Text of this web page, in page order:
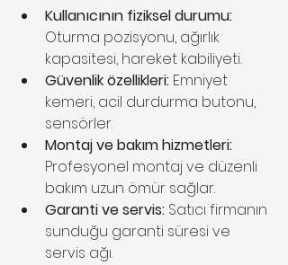
Kullanıcının fiziksel durumu:
Oturma pozisyonu, ağırlık
kapasitesi, hareket kabiliyeti.
Güvenlik özellikleri: Emniyet
kemeri, acil durdurma butonu,
sensörler.
Montaj ve bakım hizmetleri:
Profesyonel montaj ve düzenli
bakım uzun ömür sağlar.
Garanti ve servis: Satıcı firmanın
sunduğu garanti süresi ve
servis ağı.